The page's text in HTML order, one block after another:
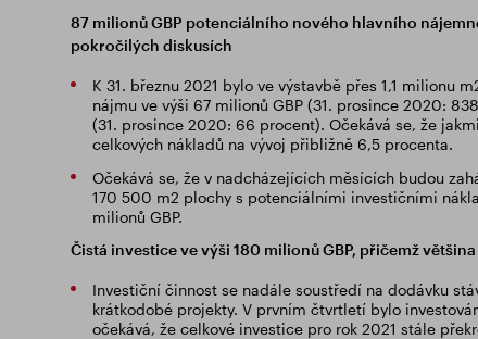
87 milionů GBP potenciálního nového hlavního
pokročilých diskusích
K 31. březnu 2021 bylo ve výstavbě přes 1,1 milionu
nájmu ve výši 67 milionů GBP (31. prosince 2020:
(31. prosince 2020: 66 procent). Očekává se, že
celkových nákladů na vývoj přibližně 6,5 procenta.
Očekává se, že v nadcházejících měsících budou
170 500 m2 plochy s potenciálními investičními
milionů GBP.
Čistá investice ve výši 180 milionů GBP, přičemž
Investiční činnost se nadále soustředí na dodávku
krátkodobé projekty. V prvním čtvrtletí bylo
očekává, že celkové investice pro rok 2021 stále